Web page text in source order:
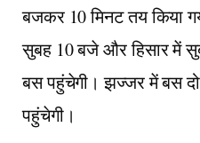
बजकर 10 मिनट तय किया
सुबह 10 बजे और हिसार में
बस पहुंचेगी। झज्जर में बस
पहुंचेगी।